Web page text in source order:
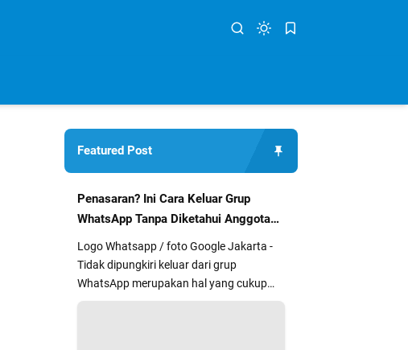
Featured Post
Penasaran? Ini Cara Keluar Grup
WhatsApp Tanpa Diketahui Anggota
Lain
Logo Whatsapp / foto Google Jakarta -
Tidak dipungkiri keluar dari grup
WhatsApp merupakan hal yang cukup
segan dan kurang nyaman bagi sebag...